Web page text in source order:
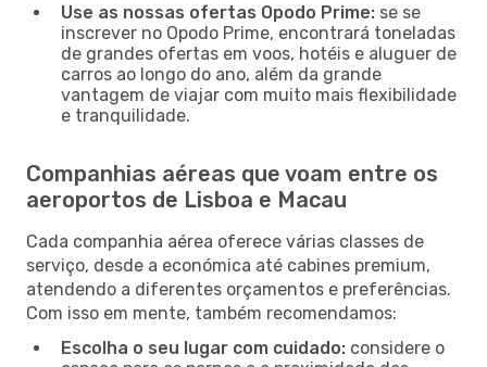
Use as nossas ofertas Opodo Prime: se se
inscrever no Opodo Prime, encontrará toneladas
de grandes ofertas em voos, hotéis e aluguer de
carros ao longo do ano, além da grande
vantagem de viajar com muito mais flexibilidade
e tranquilidade.
Companhias aéreas que voam entre os
aeroportos de Lisboa e Macau
Cada companhia aérea oferece várias classes de
serviço, desde a económica até cabines premium,
atendendo a diferentes orçamentos e preferências.
Com isso em mente, também recomendamos:
Escolha o seu lugar com cuidado: considere o